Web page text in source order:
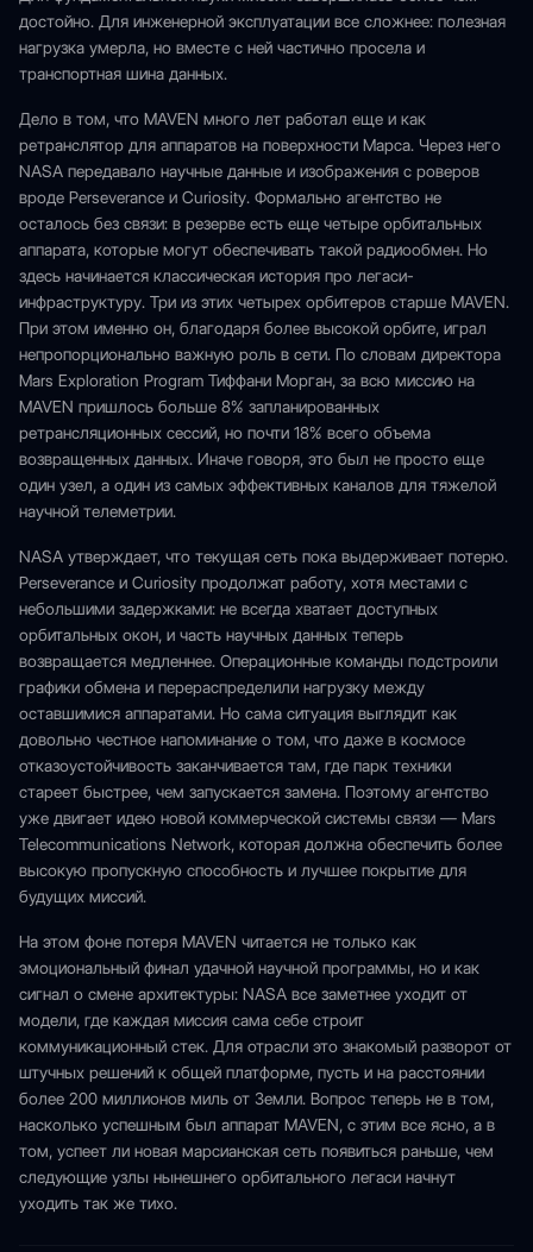
достойно. Для инженерной эксплуатации все сложнее: полезная
нагрузка умерла, но вместе с ней частично просела и
транспортная шина данных.
Дело в том, что MAVEN много лет работал еще и как
ретранслятор для аппаратов на поверхности Марса. Через него
NASA передавало научные данные и изображения с роверов
вроде Perseverance и Curiosity. Формально агентство не
осталось без связи: в резерве есть еще четыре орбитальных
аппарата, которые могут обеспечивать такой радиообмен. Но
здесь начинается классическая история про легаси-
инфраструктуру. Три из этих четырех орбитеров старше MAVEN.
При этом именно он, благодаря более высокой орбите, играл
непропорционально важную роль в сети. По словам директора
Mars Exploration Program Тиффани Морган, за всю миссию на
MAVEN пришлось больше 8% запланированных
ретрансляционных сессий, но почти 18% всего объема
возвращенных данных. Иначе говоря, это был не просто еще
один узел, а один из самых эффективных каналов для тяжелой
научной телеметрии.
NASA утверждает, что текущая сеть пока выдерживает потерю.
Perseverance и Curiosity продолжат работу, хотя местами с
небольшими задержками: не всегда хватает доступных
орбитальных окон, и часть научных данных теперь
возвращается медленнее. Операционные команды подстроили
графики обмена и перераспределили нагрузку между
оставшимися аппаратами. Но сама ситуация выглядит как
довольно честное напоминание о том, что даже в космосе
отказоустойчивость заканчивается там, где парк техники
стареет быстрее, чем запускается замена. Поэтому агентство
уже двигает идею новой коммерческой системы связи — Mars
Telecommunications Network, которая должна обеспечить более
высокую пропускную способность и лучшее покрытие для
будущих миссий.
На этом фоне потеря MAVEN читается не только как
эмоциональный финал удачной научной программы, но и как
сигнал о смене архитектуры: NASA все заметнее уходит от
модели, где каждая миссия сама себе строит
коммуникационный стек. Для отрасли это знакомый разворот от
штучных решений к общей платформе, пусть и на расстоянии
более 200 миллионов миль от Земли. Вопрос теперь не в том,
насколько успешным был аппарат MAVEN, с этим все ясно, а в
том, успеет ли новая марсианская сеть появиться раньше, чем
следующие узлы нынешнего орбитального легаси начнут
уходить так же тихо.